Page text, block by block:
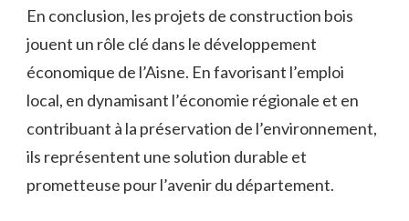
En conclusion, les projets de construction bois⁢
jouent⁢ un rôle‍ clé dans le‍ développement⁢
économique de l’Aisne. En ⁣favorisant​ l’emploi‌
local, en dynamisant l’économie régionale et en
⁤contribuant à la préservation de l’environnement,
ils ‌représentent une solution durable et
prometteuse⁢ pour ‍l’avenir du département.